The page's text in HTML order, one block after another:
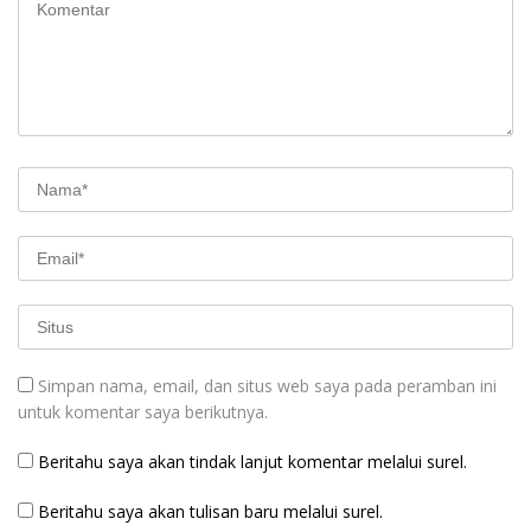
Simpan nama, email, dan situs web saya pada peramban ini
untuk komentar saya berikutnya.
Beritahu saya akan tindak lanjut komentar melalui surel.
Beritahu saya akan tulisan baru melalui surel.